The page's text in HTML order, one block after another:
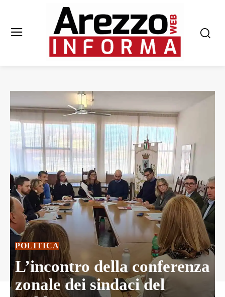
POLITICA
L’incontro della conferenza
zonale dei sindaci del